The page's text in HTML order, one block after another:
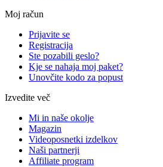
Moj račun
Prijavite se
Registracija
Ste pozabili geslo?
Kje se nahaja moj paket?
Unovčite kodo za popust
Izvedite več
Mi in naše okolje
Magazin
Videoposnetki izdelkov
Naši partnerji
Affiliate program